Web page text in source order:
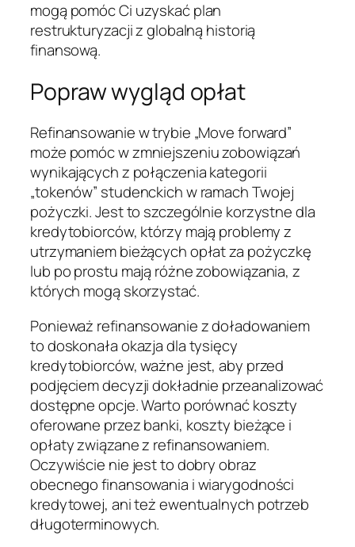
mogą pomóc Ci uzyskać plan
restrukturyzacji z globalną historią
finansową.
Popraw wygląd opłat
Refinansowanie w trybie „Move forward”
może pomóc w zmniejszeniu zobowiązań
wynikających z połączenia kategorii
„tokenów” studenckich w ramach Twojej
pożyczki. Jest to szczególnie korzystne dla
kredytobiorców, którzy mają problemy z
utrzymaniem bieżących opłat za pożyczkę
lub po prostu mają różne zobowiązania, z
których mogą skorzystać.
Ponieważ refinansowanie z doładowaniem
to doskonała okazja dla tysięcy
kredytobiorców, ważne jest, aby przed
podjęciem decyzji dokładnie przeanalizować
dostępne opcje. Warto porównać koszty
oferowane przez banki, koszty bieżące i
opłaty związane z refinansowaniem.
Oczywiście nie jest to dobry obraz
obecnego finansowania i wiarygodności
kredytowej, ani też ewentualnych potrzeb
długoterminowych.